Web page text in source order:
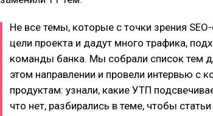
Не все темы, которые с точки зрения
цели проекта и дадут много трафика,
команды банка. Мы собрали список тем
этом направлении и провели интервью с
продуктам: узнали, какие УТП
что нет, разбирались в теме, чтобы